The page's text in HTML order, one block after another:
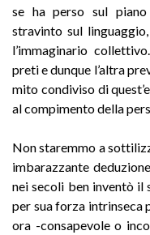
se ha perso sul
stravinto sul
l’immaginario
preti e dunque l’altra
mito condiviso di
al compimento della
Non staremmo a
imbarazzante
nei secoli ben inventò il
per sua forza intrinseca
ora -consapevole o